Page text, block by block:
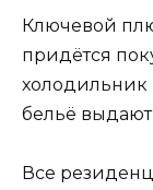
Ключевой
придётся
холодильник
бельё
Все